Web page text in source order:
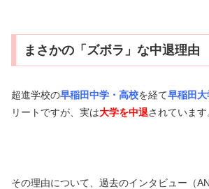
まさかの「ズボラ」な中退理由
超進学校の早稲田中学・高校を経て早稲田
リートですが、実は大学を中退されています
その理由について、過去のインタビュー（